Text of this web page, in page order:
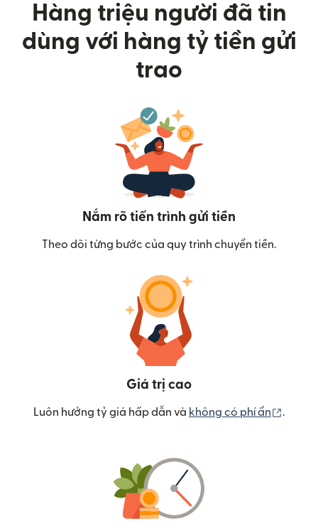
Hàng triệu người đã tin
dùng với hàng tỷ tiền gửi
trao
Nắm rõ tiến trình gửi tiền
Theo dõi từng bước của quy trình chuyển tiền.
Giá trị cao
Luôn hưởng tỷ giá hấp dẫn và không có phí ẩn .